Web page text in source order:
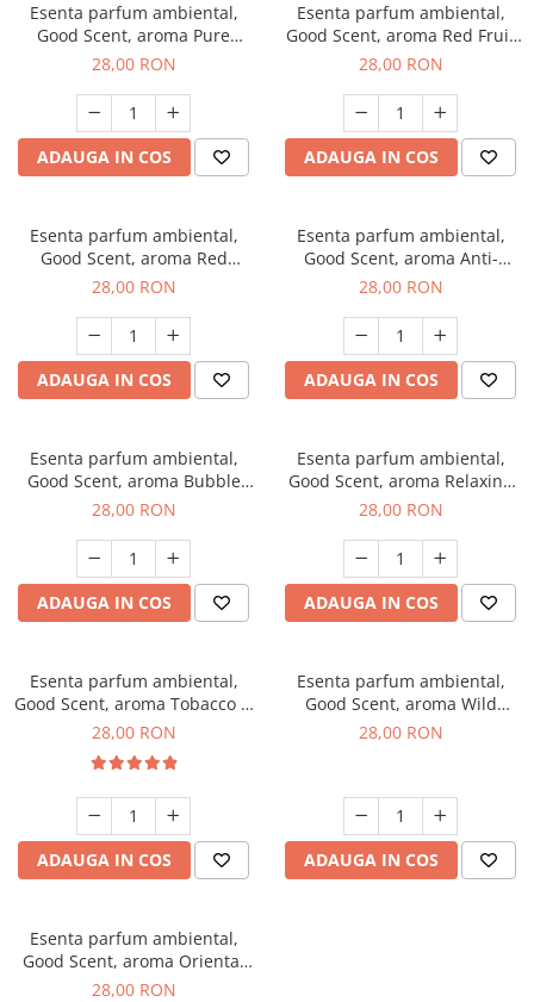
Esenta parfum ambiental,
Good Scent, aroma Pure
White Musc, 20 g
28,00 RON
ADAUGA IN COS
Esenta parfum ambiental,
Good Scent, aroma Red Fruit
Bubble, 20 g
28,00 RON
ADAUGA IN COS
Esenta parfum ambiental,
Good Scent, aroma Red
Grapes, 20 g
28,00 RON
ADAUGA IN COS
Esenta parfum ambiental,
Good Scent, aroma Anti-
Tobacco, 20 g
28,00 RON
ADAUGA IN COS
Esenta parfum ambiental,
Good Scent, aroma Bubble
Gum, 20 g
28,00 RON
ADAUGA IN COS
Esenta parfum ambiental,
Good Scent, aroma Relaxing
Lavender, 20 g
28,00 RON
ADAUGA IN COS
Esenta parfum ambiental,
Good Scent, aroma Tobacco &
Vanilla, 20 g
28,00 RON
ADAUGA IN COS
Esenta parfum ambiental,
Good Scent, aroma Wild
Sailor, 20 g
28,00 RON
ADAUGA IN COS
Esenta parfum ambiental,
Good Scent, aroma Oriental
Amber, 20 g
28,00 RON